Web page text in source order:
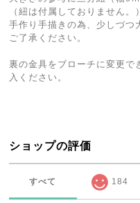
（紐は付属しておりません。）
手作り手描きの為、少しづつ
ご了承ください。
裏の金具をブローチに変更で
入ください。
ショップの評価
すべて 184